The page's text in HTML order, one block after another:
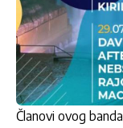
Članovi ovog